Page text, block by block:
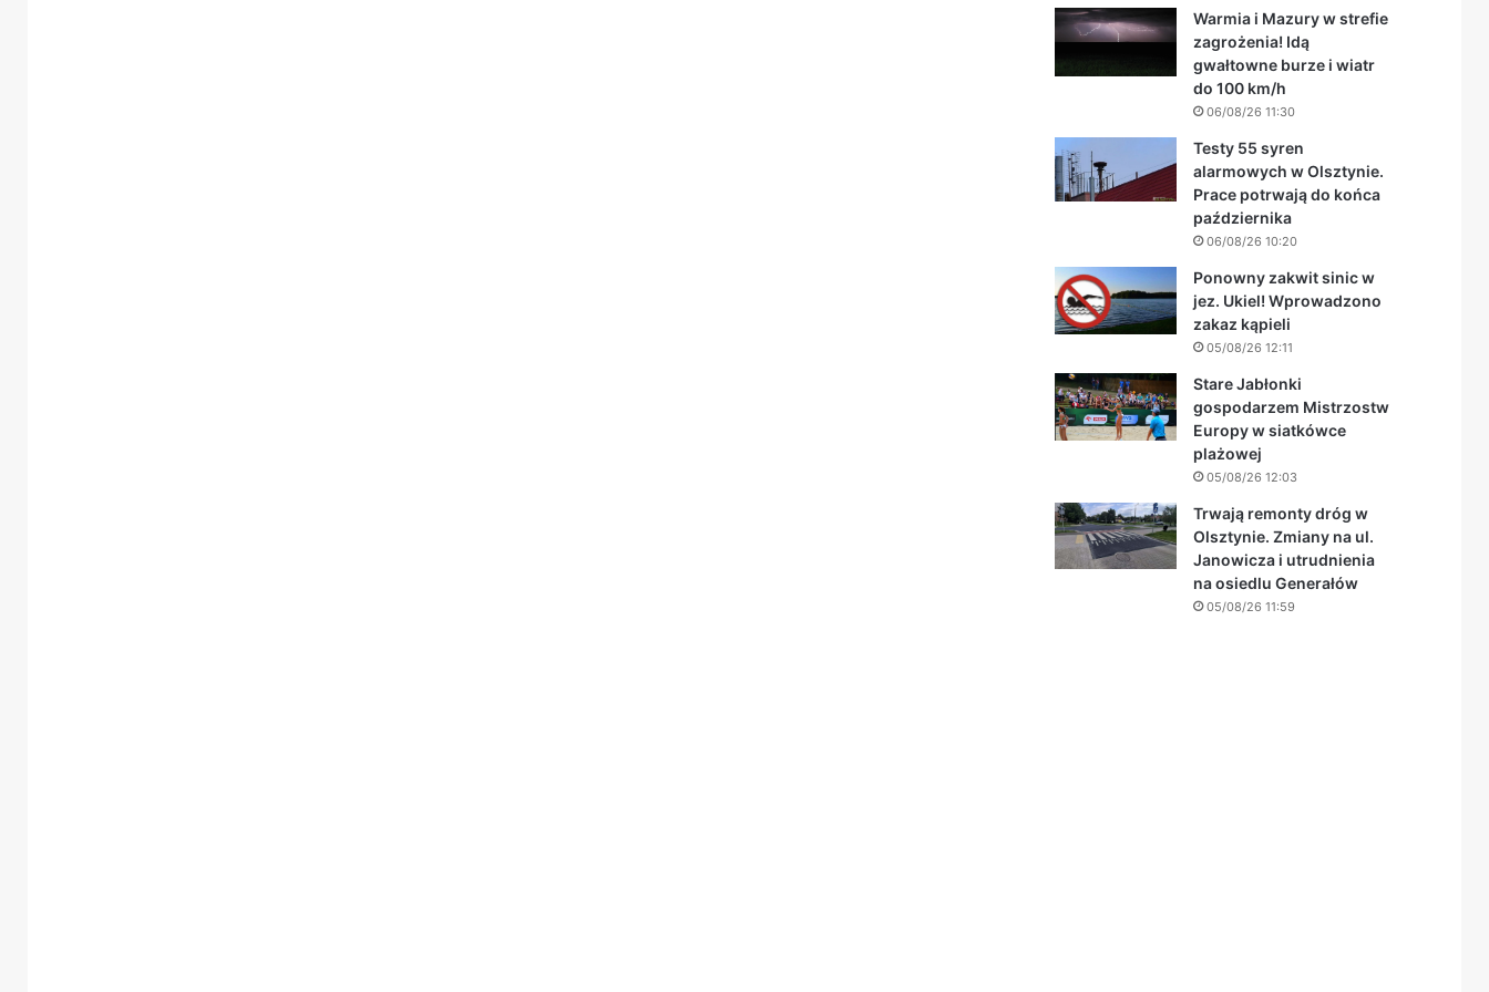
Warmia i Mazury w strefie
zagrożenia! Idą
gwałtowne burze i wiatr
do 100 km/h
06/08/26 11:30
Testy 55 syren
alarmowych w Olsztynie.
Prace potrwają do końca
października
06/08/26 10:20
Ponowny zakwit sinic w
jez. Ukiel! Wprowadzono
zakaz kąpieli
05/08/26 12:11
Stare Jabłonki
gospodarzem Mistrzostw
Europy w siatkówce
plażowej
05/08/26 12:03
Trwają remonty dróg w
Olsztynie. Zmiany na ul.
Janowicza i utrudnienia
na osiedlu Generałów
05/08/26 11:59